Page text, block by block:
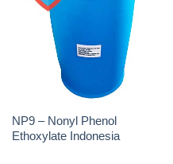
NP9 – Nonyl Phenol
Ethoxylate Indonesia